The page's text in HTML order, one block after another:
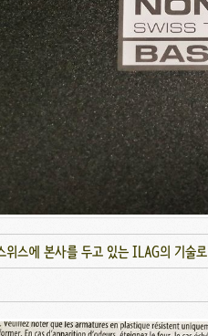
위스에 본사를 두고 있는 ILAG의 기술